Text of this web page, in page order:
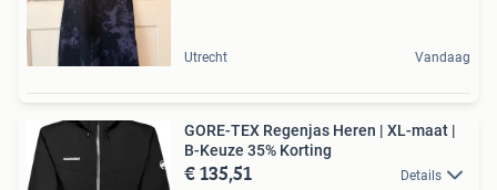
Utrecht Vandaag
GORE-TEX Regenjas Heren | XL-maat |
B-Keuze 35% Korting
€ 135,51 Details